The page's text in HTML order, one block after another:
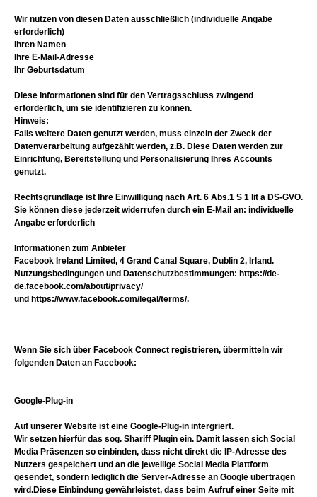
Wir nutzen von diesen Daten ausschließlich (individuelle Angabe
erforderlich)
Ihren Namen
Ihre E-Mail-Adresse
Ihr Geburtsdatum
Diese Informationen sind für den Vertragsschluss zwingend
erforderlich, um sie identifizieren zu können.
Hinweis:
Falls weitere Daten genutzt werden, muss einzeln der Zweck der
Datenverarbeitung aufgezählt werden, z.B. Diese Daten werden zur
Einrichtung, Bereitstellung und Personalisierung Ihres Accounts
genutzt.
Rechtsgrundlage ist Ihre Einwilligung nach Art. 6 Abs.1 S 1 lit a DS-GVO.
Sie können diese jederzeit widerrufen durch ein E-Mail an: individuelle
Angabe erforderlich
Informationen zum Anbieter
Facebook Ireland Limited, 4 Grand Canal Square, Dublin 2, Irland.
Nutzungsbedingungen und Datenschutzbestimmungen: https://de-
de.facebook.com/about/privacy/
und https://www.facebook.com/legal/terms/.
Wenn Sie sich über Facebook Connect registrieren, übermitteln wir
folgenden Daten an Facebook:
Google-Plug-in
Auf unserer Website ist eine Google-Plug-in intergriert.
Wir setzen hierfür das sog. Shariff Plugin ein. Damit lassen sich Social
Media Präsenzen so einbinden, dass nicht direkt die IP-Adresse des
Nutzers gespeichert und an die jeweilige Social Media Plattform
gesendet, sondern lediglich die Server-Adresse an Google übertragen
wird.Diese Einbindung gewährleistet, dass beim Aufruf einer Seite mit